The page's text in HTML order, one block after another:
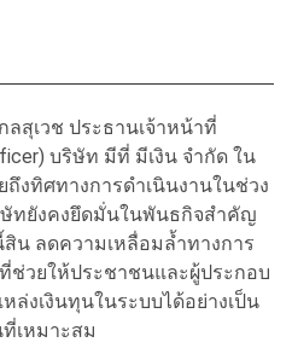
สุเวช ประธานเจ้าหน้าที่
บริษัท มีที่ มีเงิน จำกัด ใน
ถึงทิศทางการดำเนินงานในช่วง
ษัทยังคงยึดมั่นในพันธกิจสำคัญ
น ลดความเหลื่อมล้ำทางการ
ช่วยให้ประชาชนและผู้ประกอบ
ล่งเงินทุนในระบบได้อย่างเป็น
เหมาะสม